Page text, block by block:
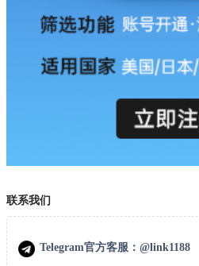
联系我们
Telegram官方客服：@link1188